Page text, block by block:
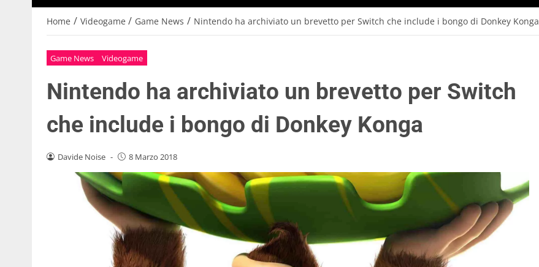
Home / Videogame / Game News / Nintendo ha archiviato un brevetto per Switch che include i bongo di Donkey Konga
Game News Videogame
Nintendo ha archiviato un brevetto per Switch
che include i bongo di Donkey Konga
Davide Noise - 8 Marzo 2018